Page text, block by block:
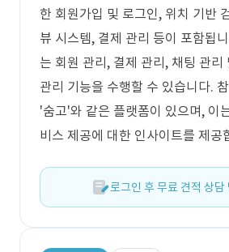
한 회원가입 및 로그인, 위치 기반
뷰 시스템, 결제 관리 등이 포함됩
는 회원 관리, 결제 관리, 채팅 관리
관리 기능을 수행할 수 있습니다.
'숨고'와 같은 플랫폼이 있으며, 이
비스 제공에 대한 인사이트를 제공
로그인 후 무료 견적 상담